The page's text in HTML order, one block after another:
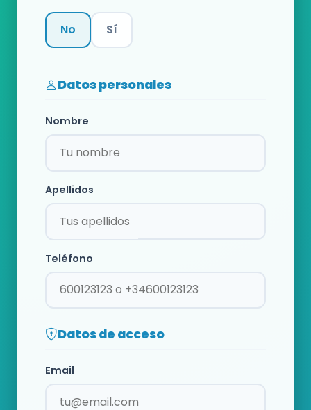
No Sí
Datos personales
Nombre
Apellidos
Teléfono
Datos de acceso
Email